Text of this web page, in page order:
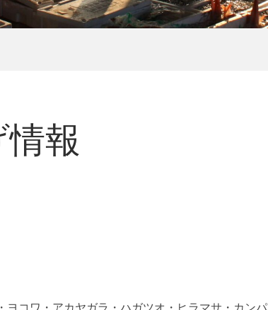
報
コワ・アカヤガラ・ハガツオ・ヒラマサ・カンパ